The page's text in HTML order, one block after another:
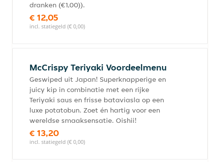
dranken (€1,00)).
€ 12,05
incl. statiegeld (€ 0,00)
McCrispy Teriyaki Voordeelmenu
Geswiped uit Japan! Superknapperige en
juicy kip in combinatie met een rijke
Teriyaki saus en frisse bataviasla op een
luxe potatobun. Zoet én hartig voor een
wereldse smaaksensatie. Oishii!
€ 13,20
incl. statiegeld (€ 0,00)